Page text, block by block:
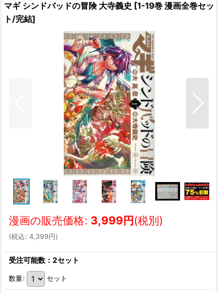
マギ シンドバッドの冒険 大寺義史 [1-19巻 漫画全巻セッ
ト/完結]
漫画の販売価格: 3,999円(税別)
(税込: 4,399円)
受注可能数：2セット
数量: セット